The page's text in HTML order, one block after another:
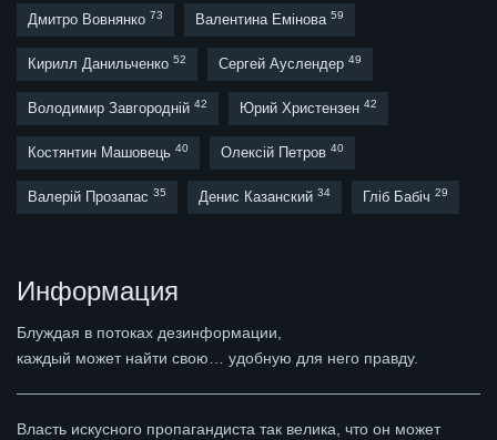
Дмитро Вовнянко 73 Валентина Емінова 59
Кирилл Данильченко 52 Сергей Ауслендер 49
Володимир Завгородній 42 Юрий Христензен 42
Костянтин Машовець 40 Олексій Петров 40
Валерій Прозапас 35 Денис Казанский 34 Гліб Бабіч 29
Информация
Блуждая в потоках дезинформации,
каждый может найти свою… удобную для него правду.
Власть искусного пропагандиста так велика, что он может